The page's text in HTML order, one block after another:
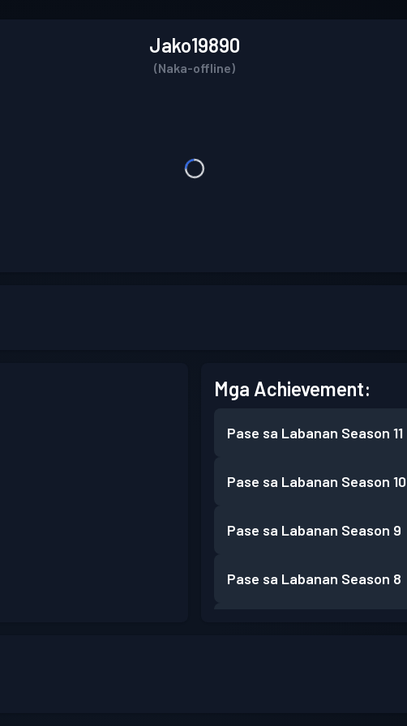
Jako19890
(Naka-offline)
Mga Achievement:
Pase sa Labanan Season 11
Pase sa Labanan Season 10
Pase sa Labanan Season 9
Pase sa Labanan Season 8